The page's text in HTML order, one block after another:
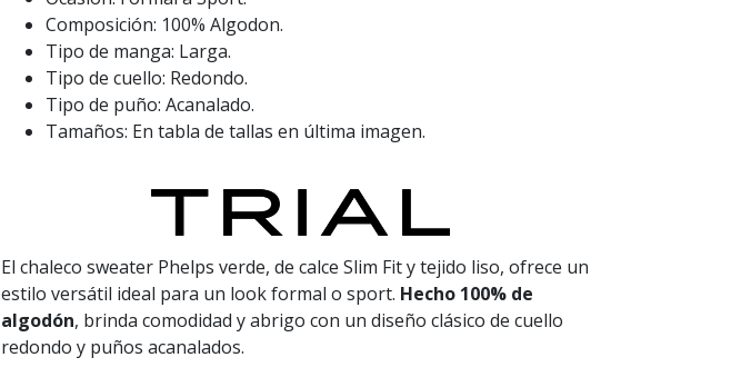
Composición: 100% Algodon.
Tipo de manga: Larga.
Tipo de cuello: Redondo.
Tipo de puño: Acanalado.
Tamaños: En tabla de tallas en última imagen.
El chaleco sweater Phelps verde, de calce Slim Fit y tejido liso, ofrece un
estilo versátil ideal para un look formal o sport. Hecho 100% de
algodón, brinda comodidad y abrigo con un diseño clásico de cuello
redondo y puños acanalados.